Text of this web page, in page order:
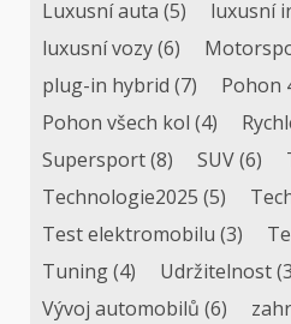
Luxusní auta (5) luxusní
luxusní vozy(6)
plug-in hybrid (7) Pohon
Pohon všech kol (4)
Supersport(8) SUV(6)
Technologie2025 (5)
Test elektromobilu (3)
Tuning(4) Udržitelnost
Vývoj automobilů (6)